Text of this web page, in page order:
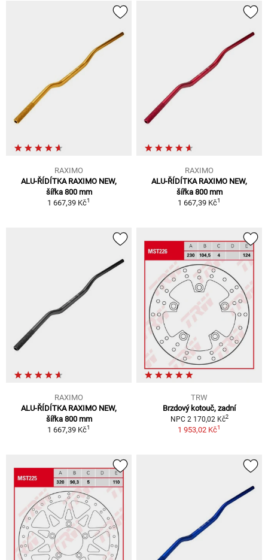
RAXIMO
ALU-ŘÍDÍTKA RAXIMO NEW,
šířka 800 mm
1 667,39 Kč1
RAXIMO
ALU-ŘÍDÍTKA RAXIMO NEW,
šířka 800 mm
1 667,39 Kč1
RAXIMO
ALU-ŘÍDÍTKA RAXIMO NEW,
šířka 800 mm
1 667,39 Kč1
TRW
Brzdový kotouč, zadní
NPC 2 170,02 Kč2
1 953,02 Kč1